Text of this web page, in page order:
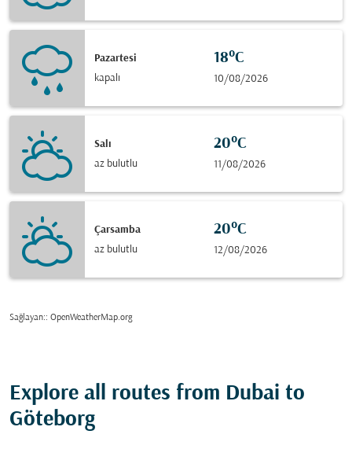
Pazartesi
kapalı
18°C
10/08/2026
Salı
az bulutlu
20°C
11/08/2026
Çarsamba
az bulutlu
20°C
12/08/2026
Sağlayan:: OpenWeatherMap.org
Explore all routes from Dubai to
Göteborg